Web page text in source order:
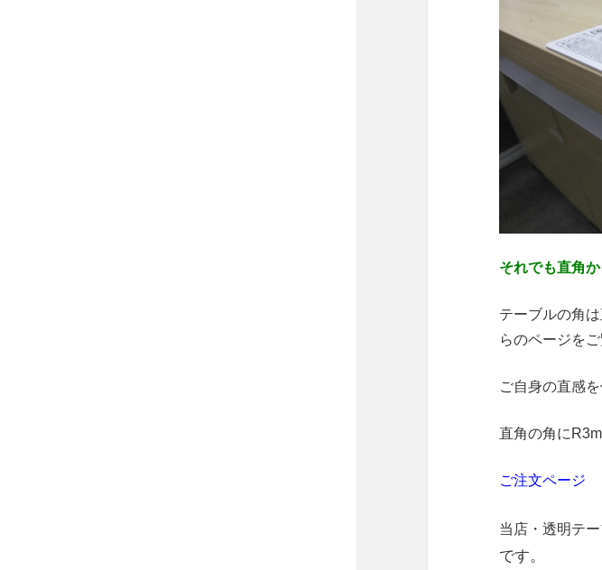
それでも直角
テーブルの角
らのページを
ご自身の直感
直角の角に
ご注文ページ
当店・透明テ
です。